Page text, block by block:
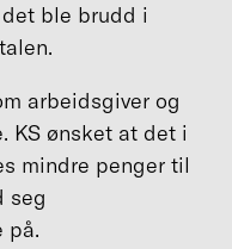
ble brudd i
arbeidsgiver og
KS ønsket at det i
mindre penger til
seg
på.